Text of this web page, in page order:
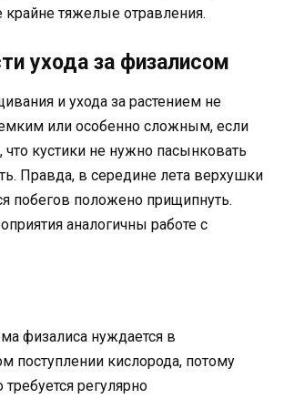
крайне тяжелые отравления.
ухода за физалисом
и ухода за растением не
или особенно сложным, если
что кустики не нужно пасынковать
Правда, в середине лета верхушки
побегов положено прищипнуть.
аналогичны работе с
физалиса нуждается в
поступлении кислорода, потому
регулярно